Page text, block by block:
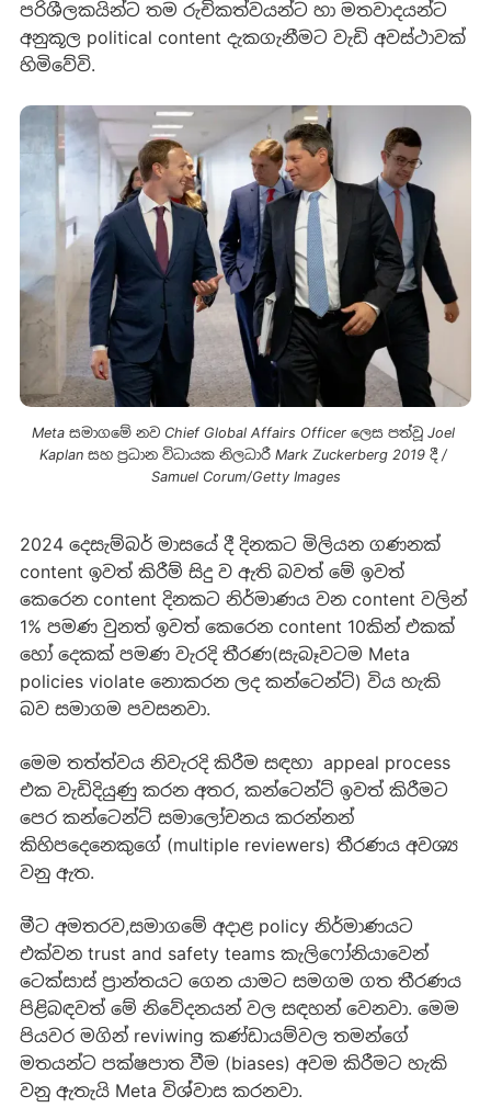
පරිශීලකයින්ට තම රුචිකත්වයන්ට හා මතවාදයන්ට
අනුකූල political content දැකගැනීමට වැඩි අවස්ථාවක්
හිමිවේවි.
Meta සමාගමේ නව Chief Global Affairs Officer ලෙස පත්වූ Joel
Kaplan සහ ප්‍රධාන විධායක නිලධාරී Mark Zuckerberg 2019 දී /
Samuel Corum/Getty Images
2024 දෙසැම්බර් මාසයේ දී දිනකට මිලියන ගණනක්
content ඉවත් කිරීම් සිදු ව ඇති බවත් මේ ඉවත්
කෙරෙන content දිනකට නිර්මාණය වන content වලින්
1% පමණ වුනත් ඉවත් කෙරෙන content 10කින් එකක්
හෝ දෙකක් පමණ වැරදි තීරණ(සැබෑවටම Meta
policies violate නොකරන ලද කන්ටෙන්ට්) විය හැකි
බව සමාගම පවසනවා.
මෙම තත්ත්වය නිවැරදි කිරීම සඳහා appeal process
එක වැඩිදියුණු කරන අතර, කන්ටෙන්ට් ඉවත් කිරීමට
පෙර කන්ටෙන්ට් සමාලෝචනය කරන්නන්
කිහිපදෙනෙකුගේ (multiple reviewers) තීරණය අවශ්‍ය
වනු ඇත.
මීට අමතරව,සමාගමේ අදාළ policy නිර්මාණයට
එක්වන trust and safety teams කැලිෆෝනියාවෙන්
ටෙක්සාස් ප්‍රාන්තයට ගෙන යාමට සමගම ගත තීරණය
පිළිබඳවත් මේ නිවේදනයන් වල සඳහන් වෙනවා. මෙම
පියවර මගින් reviwing කණ්ඩායම්වල තමන්ගේ
මතයන්ට පක්ෂපාත වීම (biases) අවම කිරීමට හැකි
වනු ඇතැයි Meta විශ්වාස කරනවා.